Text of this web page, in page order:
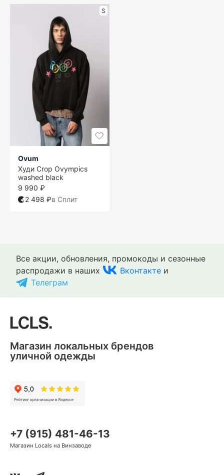
S
Ovum
Худи Crop Ovympics
washed black
9 990 ₽
2 498 ₽в Сплит
Все акции, обновления, промокоды и сезонные
распродажи в наших
Вконтакте и
Телеграм
+7 (915) 481-46-13
Магазин Locals на Винзаводе
Магазин локальных брендов
уличной одежды